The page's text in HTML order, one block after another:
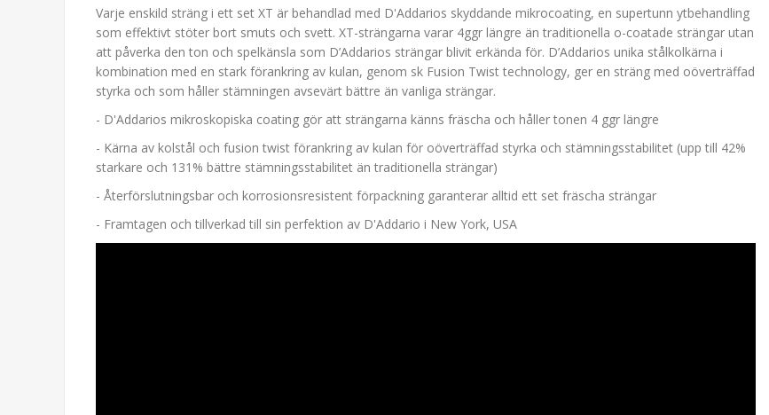
Varje enskild sträng i ett set XT är behandlad med D'Addarios skyddande mikrocoating, en supertunn ytbehandling
som effektivt stöter bort smuts och svett. XT-strängarna varar 4ggr längre än traditionella o-coatade strängar utan
att påverka den ton och spelkänsla som D’Addarios strängar blivit erkända för. D’Addarios unika stålkolkärna i
kombination med en stark förankring av kulan, genom sk Fusion Twist technology, ger en sträng med oöverträffad
styrka och som håller stämningen avsevärt bättre än vanliga strängar.
- D'Addarios mikroskopiska coating gör att strängarna känns fräscha och håller tonen 4 ggr längre
- Kärna av kolstål och fusion twist förankring av kulan för oöverträffad styrka och stämningsstabilitet (upp till 42%
starkare och 131% bättre stämningsstabilitet än traditionella strängar)
- Återförslutningsbar och korrosionsresistent förpackning garanterar alltid ett set fräscha strängar
- Framtagen och tillverkad till sin perfektion av D'Addario i New York, USA
Boss TU-05 Clip-On Tuner
429,00 kr
D'Addario XTAPB1047-3P
Extra Light
499,00 kr